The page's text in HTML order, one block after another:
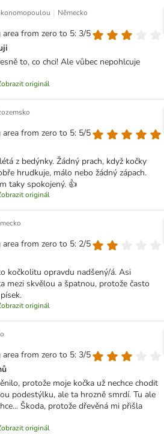
| Německo
from zero to 5: 3/5
to, co chci! Ale vůbec nepohlcuje
originál
from zero to 5: 5/5
z bedýnky. Žádný prach, když kočky
hrudkuje, málo nebo žádný zápach.
taky spokojený. 👍
originál
from zero to 5: 2/5
kočkolitu opravdu nadšený/á. Asi
mezi skvělou a špatnou, protože často
originál
from zero to 5: 3/5
protože moje kočka už nechce chodit
podestýlku, ale ta hrozně smrdí. Tu ale
Škoda, protože dřevěná mi přišla
originál